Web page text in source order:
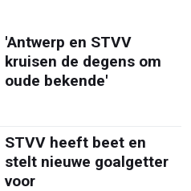
'Antwerp en STVV
kruisen de degens om
oude bekende'
STVV heeft beet en
stelt nieuwe goalgetter
voor